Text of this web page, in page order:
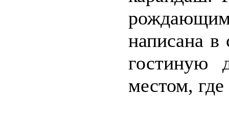
написана в
гостиную
местом,